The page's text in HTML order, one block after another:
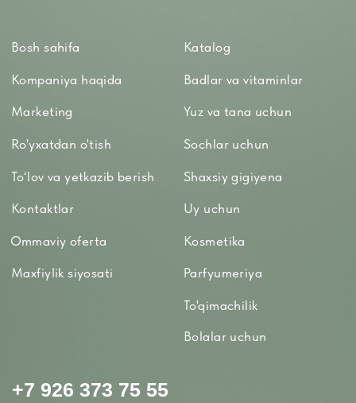
TELEGRAM'DAGI
© 2024 ERSAG. Barcha huquqlar himoyalangan